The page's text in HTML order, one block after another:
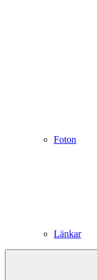
Foton
Länkar